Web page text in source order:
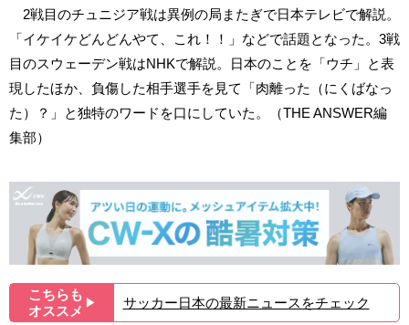
2戦目のチュニジア戦は異例の局またぎで日本テレビで解説。
「イケイケどんどんやて、これ！！」などで話題となった。3戦
目のスウェーデン戦はNHKで解説。日本のことを「ウチ」と表
現したほか、負傷した相手選手を見て「肉離った（にくばなっ
た）？」と独特のワードを口にしていた。（THE ANSWER編
集部）
こちらも
オススメ ▶︎ サッカー日本の最新ニュースをチェック